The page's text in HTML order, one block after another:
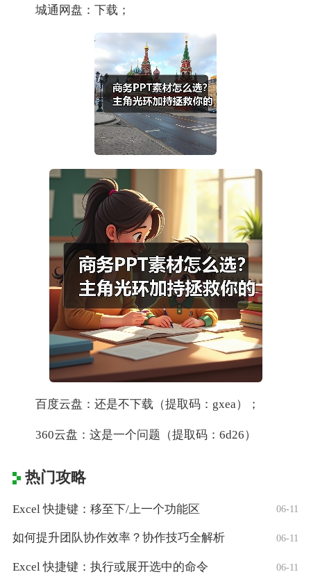
城通网盘：下载；
百度云盘：还是不下载（提取码：gxea）；
360云盘：这是一个问题（提取码：6d26）
热门攻略
Excel 快捷键：移至下/上一个功能区 06-11
如何提升团队协作效率？协作技巧全解析 06-11
Excel 快捷键：执行或展开选中的命令 06-11